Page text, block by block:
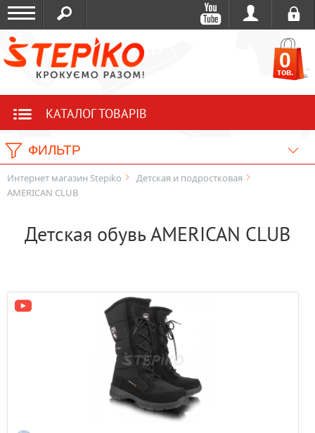
0
тов.
КАТАЛОГ ТОВАРІВ
ФИЛЬТР
Интернет магазин Stepiko
Детская и подростковая
AMERICAN CLUB
Детская обувь AMERICAN CLUB